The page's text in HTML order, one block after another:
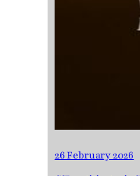
26 February 2026